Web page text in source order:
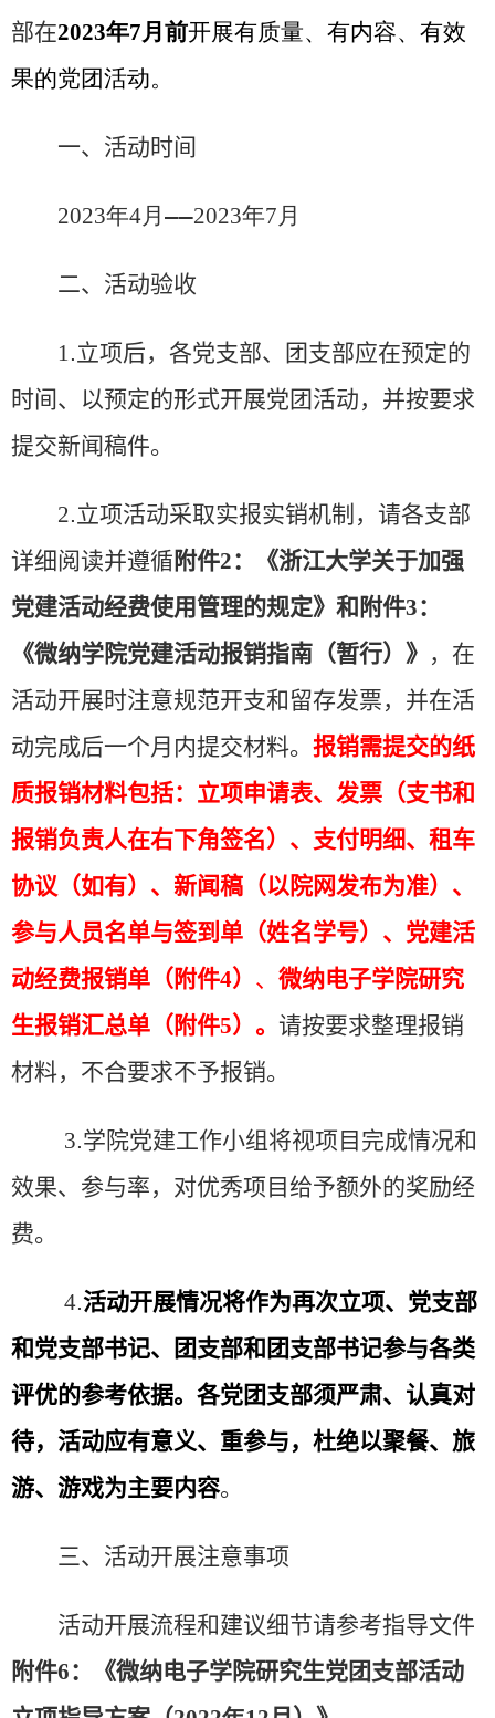
部在2023年7月前开展有质量、有内容、有效
果的党团活动。
一、活动时间
2023年4月——2023年7月
二、活动验收
1.立项后，各党支部、团支部应在预定的
时间、以预定的形式开展党团活动，并按要求
提交新闻稿件。
2.立项活动采取实报实销机制，请各支部
详细阅读并遵循 附件2：《浙江大学关于加强
党建活动经费使用管理的规定》和 附件3：
《微纳学院党建活动报销指南（暂行） 》 ，在
活动开展时注意规范开支和留存发票，并在活
动完成后一个月内提交材料。 报销需提交的纸
质报销材料包括： 立项申请表、 发票 （支书和
报销负责人在右下角签名）、支付明细、租车
协议（如有）、 新闻稿 （以院网发布为准） 、
参与人员名单与签到单（姓名学号） 、 党建活
动经费报销单 （附件4） 、 微纳电子学院研究
生报销汇总单 （附件5） 。 请按要求整理报销
材料，不合要求不予报销。
3.学院党建工作小组将视项目完成情况和
效果、参与率，对优秀项目给予额外的奖励经
费。
4.活动开展情况将作为再次立项、党支部
和党支部书记、团支部和团支部书记参与各类
评优的参考依据。各党团支部须严肃、认真对
待，活动应有意义、重参与，杜绝以聚餐、旅
游、游戏为主要内容。
三、活动开展注意事项
活动开展流程和建议细节请参考指导文件
附件6：《微纳电子学院研究生党团支部活动